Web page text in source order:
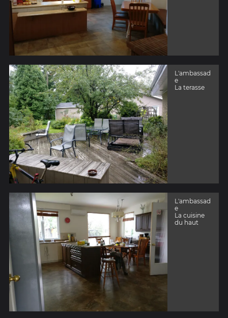
L'ambassad
e
La terasse
L'ambassad
e
La cuisine
du haut